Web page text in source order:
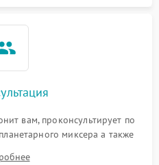
вам, проконсультирует по
миксера а также